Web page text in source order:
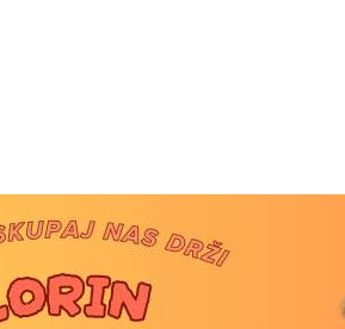
Prijavi se na cajtng